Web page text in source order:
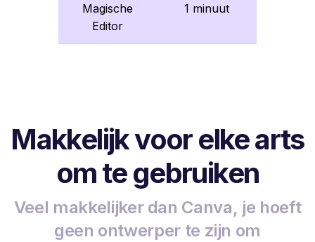
Magische
Editor
1 minuut
Makkelijk voor elke arts
om te gebruiken
Veel makkelijker dan Canva, je hoeft
geen ontwerper te zijn om